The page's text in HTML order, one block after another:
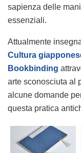
sapienza delle
essenziali.
Attualmente
Cultura
Bookbinding
arte sconosciuta al
alcune domande
questa pratica